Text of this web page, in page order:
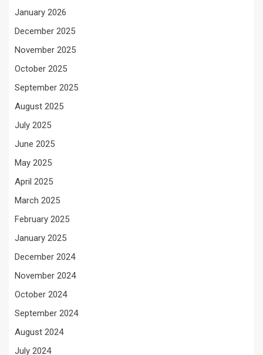
January 2026
December 2025
November 2025
October 2025
September 2025
August 2025
July 2025
June 2025
May 2025
April 2025
March 2025
February 2025
January 2025
December 2024
November 2024
October 2024
September 2024
August 2024
July 2024